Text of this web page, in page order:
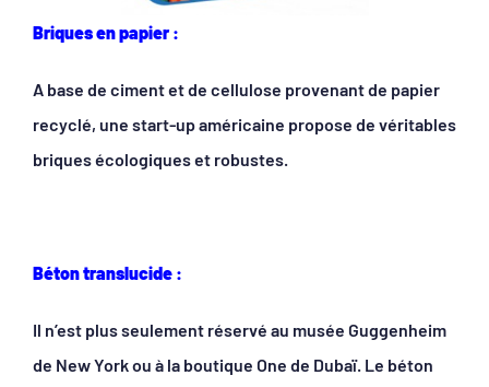
Briques en papier :
A base de ciment et de cellulose provenant de papier
recyclé, une start-up américaine propose de véritables
briques écologiques et robustes.
Béton translucide :
Il n’est plus seulement réservé au musée Guggenheim
de New York ou à la boutique One de Dubaï. Le béton